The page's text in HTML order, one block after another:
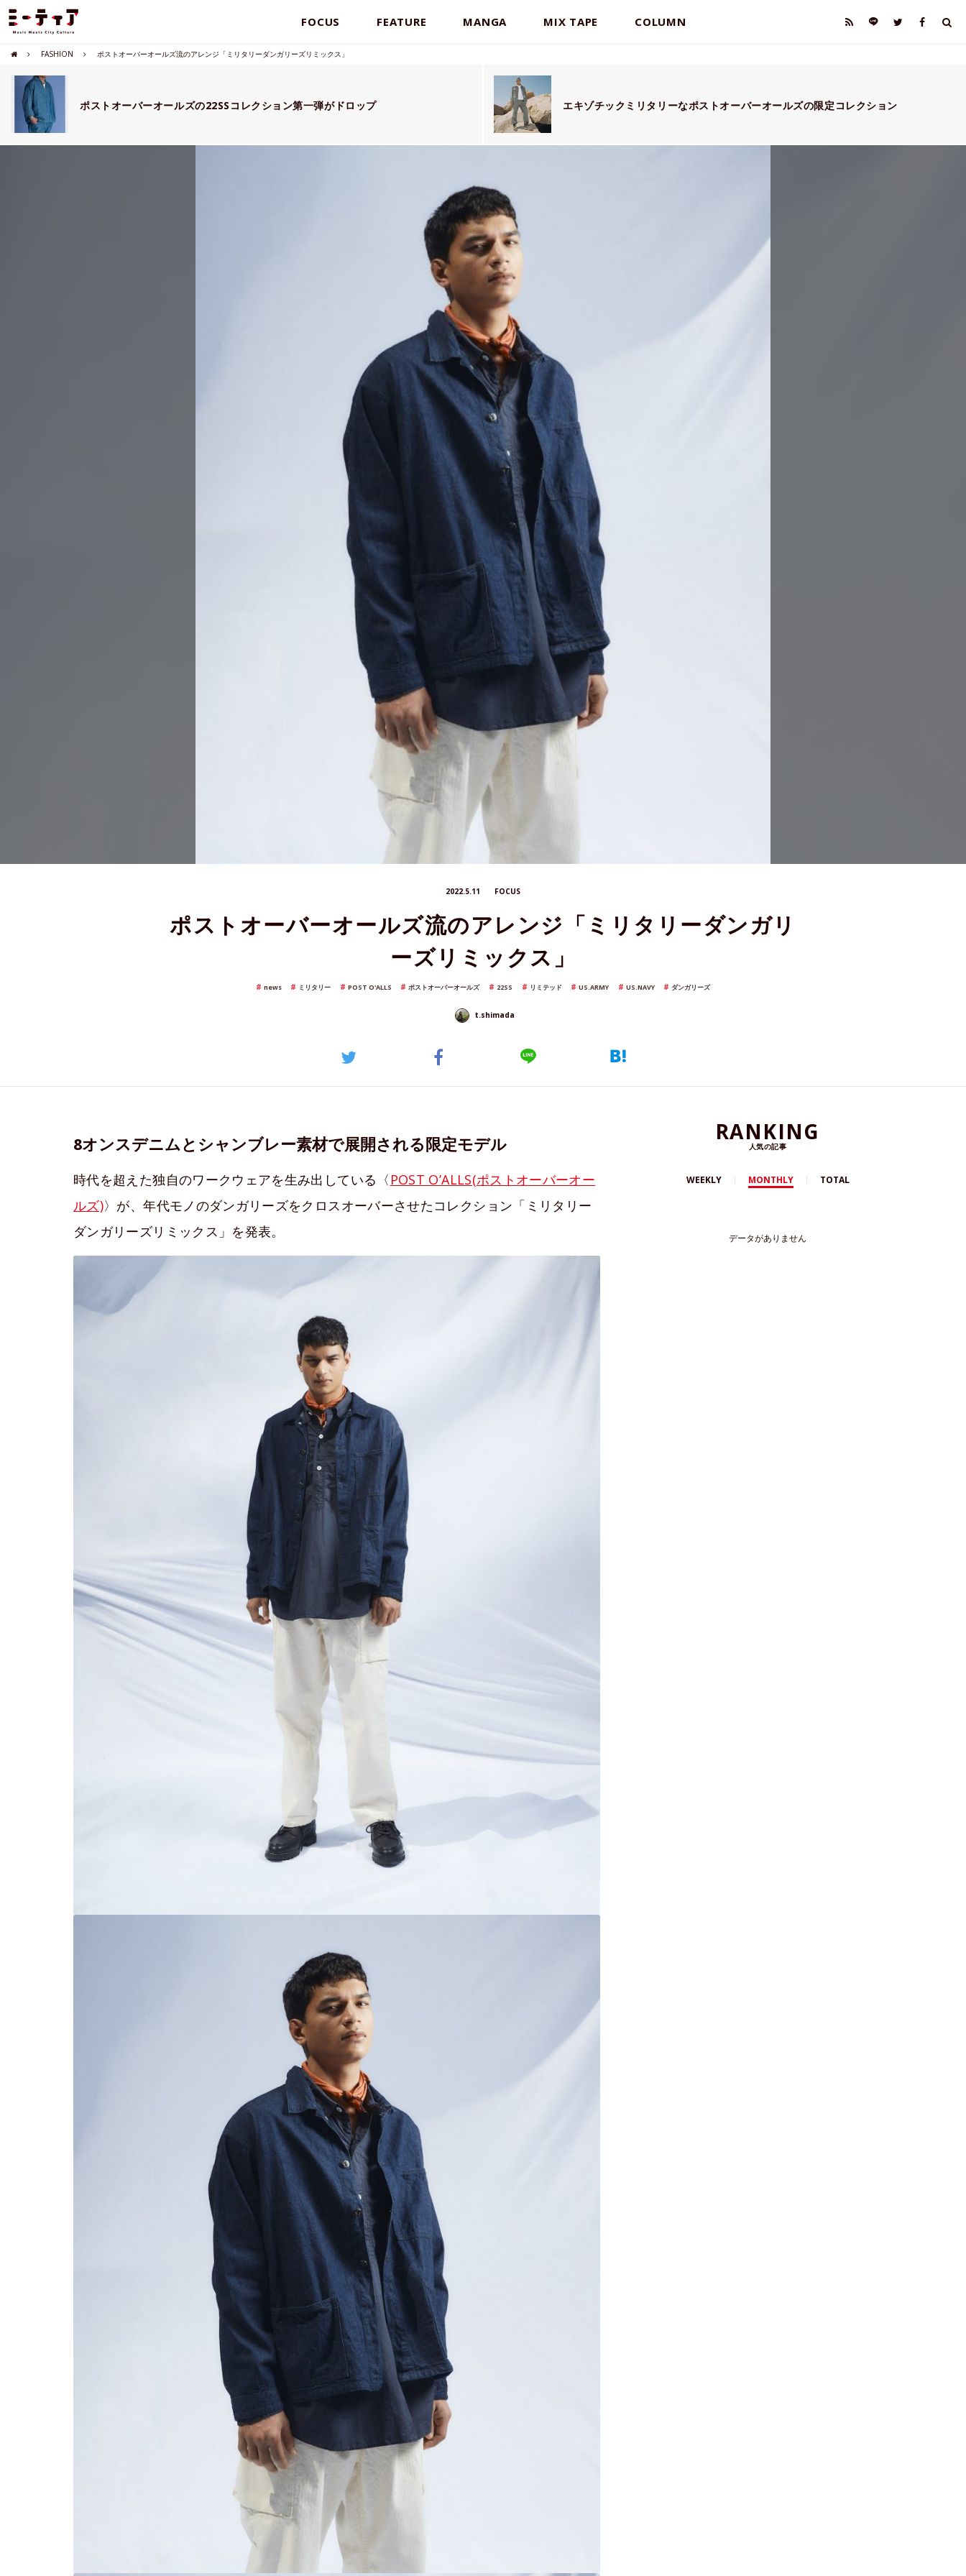
FOCUS FEATURE MANGA MIX TAPE COLUMN
FASHION ポストオーバーオールズ流のアレンジ「ミリタリーダンガリーズリミックス」
ポストオーバーオールズの22SSコレクション第一弾がドロップ エキゾチックミリタリーなポストオーバーオールズの限定コレクション
2022.5.11 FOCUS
ポストオーバーオールズ流のアレンジ「ミリタリーダンガリ
ーズリミックス」
news ミリタリー POST O'ALLS ポストオーバーオールズ 22SS リミテッド US.ARMY US.NAVY ダンガリーズ
t.shimada
8オンスデニムとシャンブレー素材で展開される限定モデル
時代を超えた独自のワークウェアを生み出している〈 POST O’ALLS(ポストオーバーオー
ルズ)〉が、年代モノのダンガリーズをクロスオーバーさせたコレクション「ミリタリー
ダンガリーズリミックス」を発表。
RANKING
人気の記事
WEEKLY MONTHLY TOTAL
データがありません